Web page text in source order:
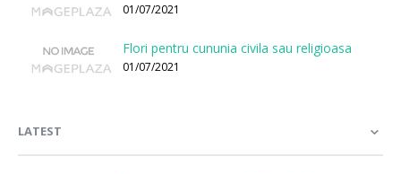
01/07/2021
Flori pentru cununia civila sau religioasa
01/07/2021
LATEST